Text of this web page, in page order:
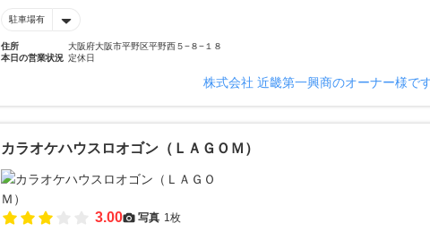
駐車場有
住所
大阪府大阪市平野区平野西５−８−１８
本日の営業状況 定休日
株式会社 近畿第一興商のオーナー様で
カラオケハウスロオゴン（ＬＡＧＯＭ）
3.00 写真 1枚